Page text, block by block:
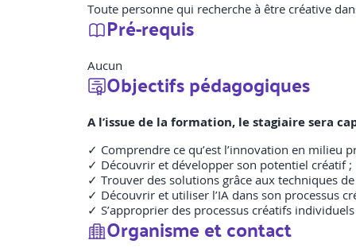
Toute personne qui recherche à être créative
Pré-requis
Aucun
Objectifs pédagogiques
A l’issue de la formation, le stagiaire sera
✓ Comprendre ce qu’est l’innovation en milieu
✓ Découvrir et développer son potentiel créatif ;
✓ Trouver des solutions grâce aux techniques
✓ Découvrir et utiliser l’IA dans son processus
✓ S’approprier des processus créatifs
Organisme et contact